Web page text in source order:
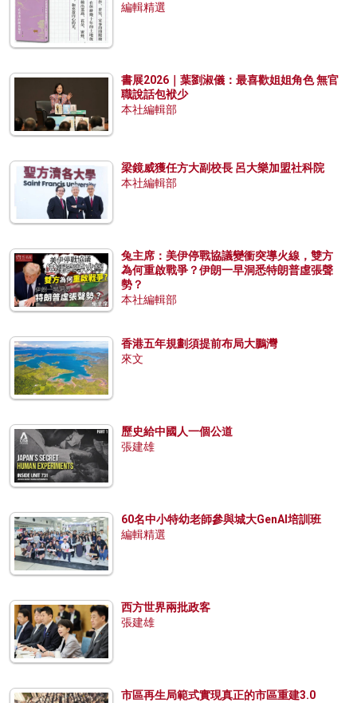
編輯精選
書展2026｜葉劉淑儀：最喜歡姐姐角色 無官
職說話包袱少
本社編輯部
梁鏡威獲任方大副校長 呂大樂加盟社科院
本社編輯部
兔主席：美伊停戰協議變衝突導火線，雙方
為何重啟戰爭？伊朗一早洞悉特朗普虛張聲
勢？
本社編輯部
香港五年規劃須提前布局大鵬灣
來文
歷史給中國人一個公道
張建雄
60名中小特幼老師參與城大GenAI培訓班
編輯精選
西方世界兩批政客
張建雄
市區再生局範式實現真正的市區重建3.0